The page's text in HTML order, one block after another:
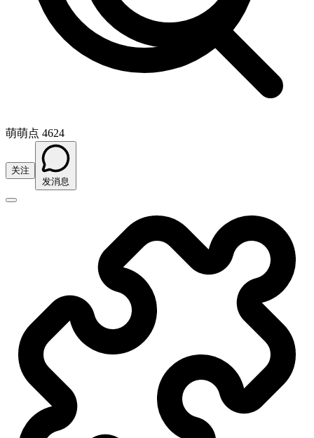
萌萌点 4624
关注
发消息